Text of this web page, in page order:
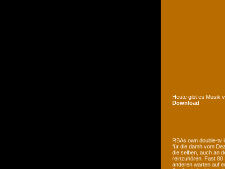
Heute gibt es Musik
Download
RBAs own double-tv
für die damh vom
die selben, auch an
reinzuhören. Fast 80
anderen warten auf